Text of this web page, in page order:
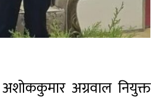
अग्रवाल नियुक्त